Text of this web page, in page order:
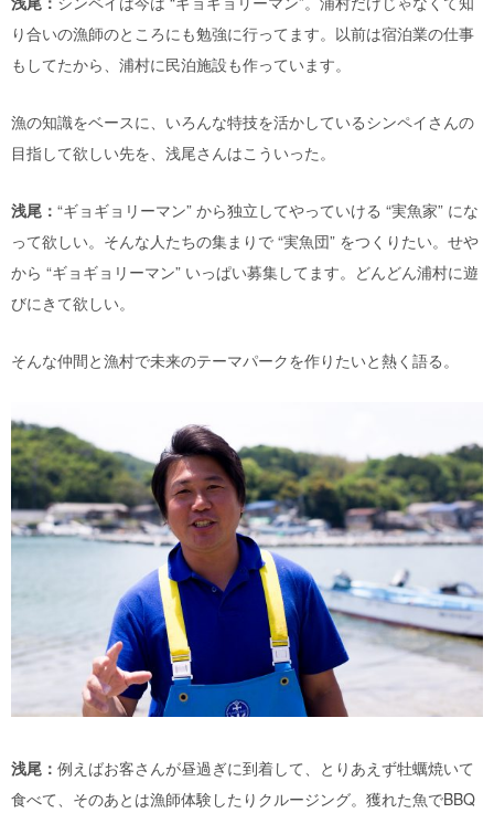
り合いの漁師のところにも勉強に行ってます。以前は宿泊業の仕事
もしてたから、浦村に民泊施設も作っています。
漁の知識をベースに、いろんな特技を活かしているシンペイさんの
目指して欲しい先を、浅尾さんはこういった。
浅尾： “ギョギョリーマン” から独立してやっていける “実魚家” にな
って欲しい。そんな人たちの集まりで “実魚団” をつくりたい。せや
から “ギョギョリーマン” いっぱい募集してます。どんどん浦村に遊
びにきて欲しい。
そんな仲間と漁村で未来のテーマパークを作りたいと熱く語る。
浅尾： 例えばお客さんが昼過ぎに到着して、とりあえず牡蠣焼いて
食べて、そのあとは漁師体験したりクルージング。獲れた魚でBBQ